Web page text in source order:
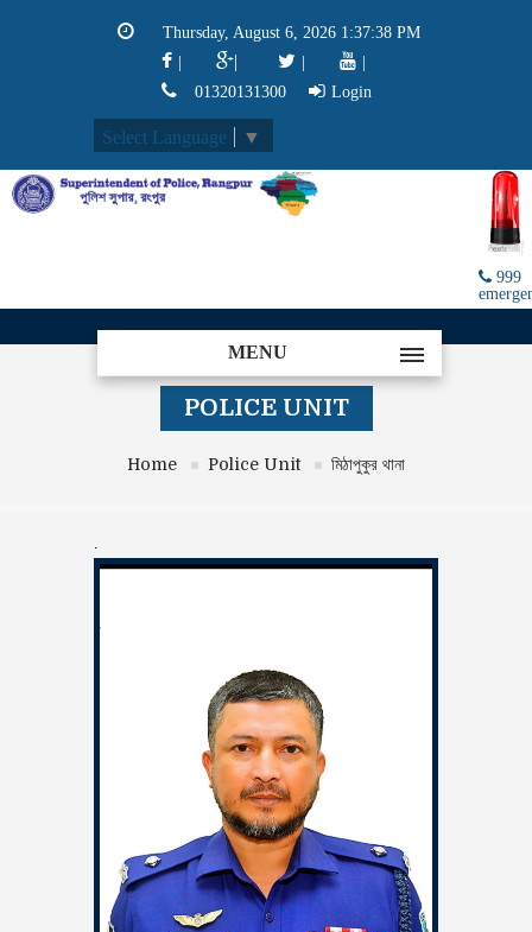
Thursday, August 6, 2026 1:37:38 PM
|
01320131300
Login
Select Language ▼
999
MENU
POLICE UNIT
Home Police Unit মিঠাপুকুর থানা